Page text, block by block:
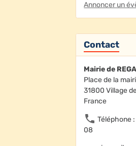
Annoncer un
Contact
Mairie de
Place de la
31800 Village
France
Téléphone
08